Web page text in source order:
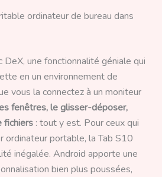
ordinateur de bureau dans
DeX, une fonctionnalité géniale qui
en un environnement de
vous la connectez à un moniteur
fenêtres, le glisser-déposer,
fichiers: tout y est. Pour ceux qui
ordinateur portable, la Tab S10
inégalée. Android apporte une
bien plus poussées,